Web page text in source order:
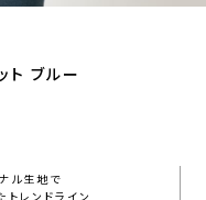
ト ブルー
ル生地で